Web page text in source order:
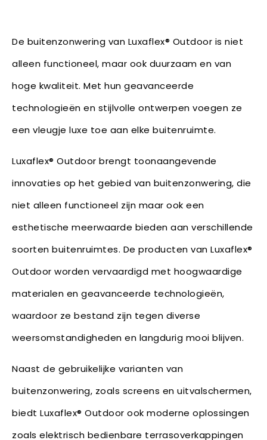
De buitenzonwering van Luxaflex® Outdoor is niet
alleen functioneel, maar ook duurzaam en van
hoge kwaliteit. Met hun geavanceerde
technologieën en stijlvolle ontwerpen voegen ze
een vleugje luxe toe aan elke buitenruimte.
Luxaflex® Outdoor brengt toonaangevende
innovaties op het gebied van buitenzonwering, die
niet alleen functioneel zijn maar ook een
esthetische meerwaarde bieden aan verschillende
soorten buitenruimtes. De producten van Luxaflex®
Outdoor worden vervaardigd met hoogwaardige
materialen en geavanceerde technologieën,
waardoor ze bestand zijn tegen diverse
weersomstandigheden en langdurig mooi blijven.
Naast de gebruikelijke varianten van
buitenzonwering, zoals screens en uitvalschermen,
biedt Luxaflex® Outdoor ook moderne oplossingen
zoals elektrisch bedienbare terrasoverkappingen